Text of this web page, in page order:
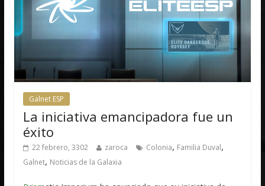
Galnet ESP
La iniciativa emancipadora fue un
éxito
22 febrero, 3302 zaroca Colonia, Familia Duval,
Galnet, Noticias de la Galaxia